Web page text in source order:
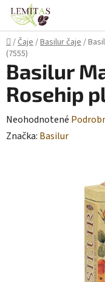
Prejsť
obsah
Domov
/Čaje/Basilur čaje/
(7555)
Basilur
Rosehip
Priemerné
hodnotenie
Neohodnotené
Značka: Basilur